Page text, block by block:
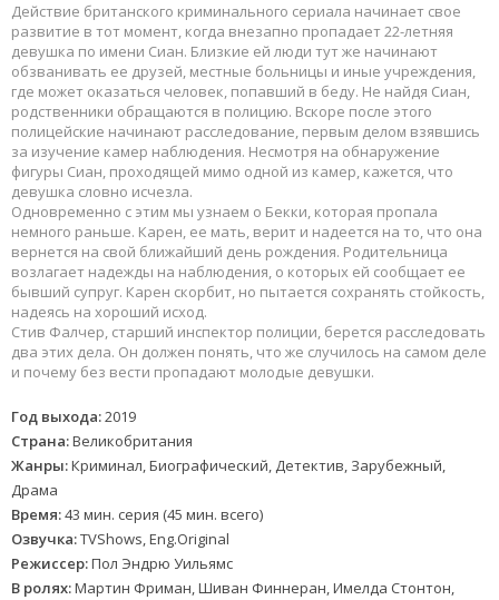
Действие британского криминального сериала начинает свое
развитие в тот момент, когда внезапно пропадает 22-летняя
девушка по имени Сиан. Близкие ей люди тут же начинают
обзванивать ее друзей, местные больницы и иные учреждения,
где может оказаться человек, попавший в беду. Не найдя Сиан,
родственники обращаются в полицию. Вскоре после этого
полицейские начинают расследование, первым делом взявшись
за изучение камер наблюдения. Несмотря на обнаружение
фигуры Сиан, проходящей мимо одной из камер, кажется, что
девушка словно исчезла.
Одновременно с этим мы узнаем о Бекки, которая пропала
немного раньше. Карен, ее мать, верит и надеется на то, что она
вернется на свой ближайший день рождения. Родительница
возлагает надежды на наблюдения, о которых ей сообщает ее
бывший супруг. Карен скорбит, но пытается сохранять стойкость,
надеясь на хороший исход.
Стив Фалчер, старший инспектор полиции, берется расследовать
два этих дела. Он должен понять, что же случилось на самом деле
и почему без вести пропадают молодые девушки.
Год выхода:2019
Страна:Великобритания
Жанры:Криминал, Биографический, Детектив, Зарубежный,
Драма
Время:43 мин. серия (45 мин. всего)
Озвучка:TVShows, Eng.Original
Режиссер:Пол Эндрю Уильямс
В ролях:Мартин Фриман, Шиван Финнеран, Имелда Стонтон,